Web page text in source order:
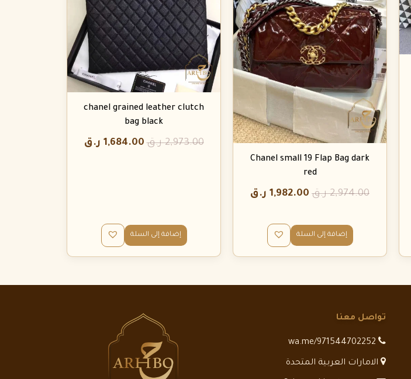
Chanel small 19 Flap Bag dark
red
2,974.00 ر.ق 1,982.00 ر.ق
إضافة إلى السلة
chanel grained leather clutch
bag black
2,973.00 ر.ق 1,684.00 ر.ق
إضافة إلى السلة
تواصل معنا
الامارات العربية المتحدة